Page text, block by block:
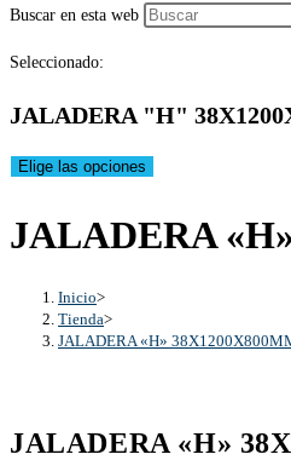
Buscar en esta web
Seleccionado:
JALADERA "H"
Elige las opciones
JALADERA
Inicio>
Tienda>
JALADERA «H»
JALADERA «H»